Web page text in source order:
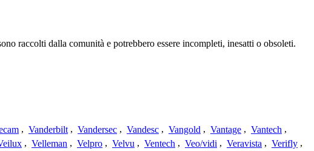
raccolti dalla comunità e potrebbero essere incompleti, inesatti o obsoleti.
, Vanderbilt , Vandersec , Vandesc , Vangold , Vantage , Vantech ,
, Velleman , Velpro , Velvu , Ventech , Veo/vidi , Veravista , Verifly ,